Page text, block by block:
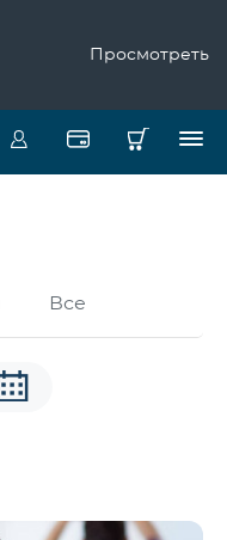
Просмотреть
Все